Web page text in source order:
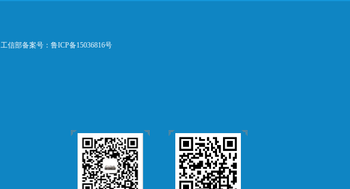
工信部备案号： 鲁ICP备15036816号